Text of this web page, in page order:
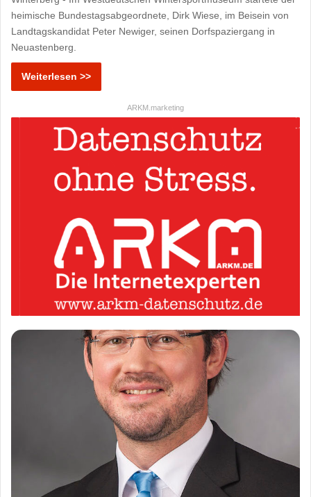
heimische Bundestagsabgeordnete, Dirk Wiese, im Beisein von
Landtagskandidat Peter Newiger, seinen Dorfspaziergang in
Neuastenberg.
Weiterlesen >>
ARKM.marketing